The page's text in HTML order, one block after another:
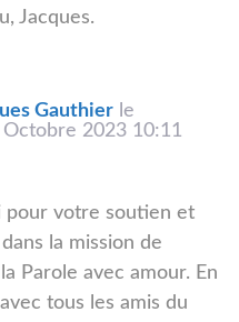
Jacques.
Gauthier le
Octobre 2023 10:11
pour votre soutien et
la mission de
Parole avec amour. En
tous les amis du